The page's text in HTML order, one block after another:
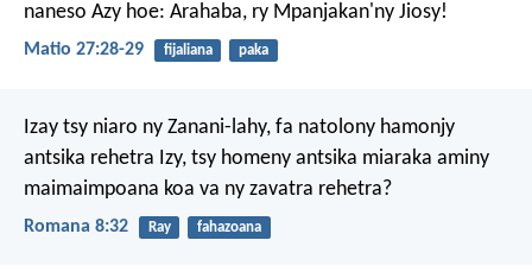
naneso Azy hoe: Arahaba, ry Mpanjakan'ny Jiosy!
Matio 27:28-29 fijaliana paka
Izay tsy niaro ny Zanani-lahy, fa natolony hamonjy
antsika rehetra Izy, tsy homeny antsika miaraka aminy
maimaimpoana koa va ny zavatra rehetra?
Romana 8:32 Ray fahazoana